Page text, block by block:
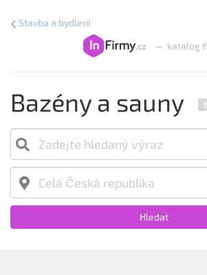
— katalog
Stavba a bydlení
Bazény a sauny
Hledat